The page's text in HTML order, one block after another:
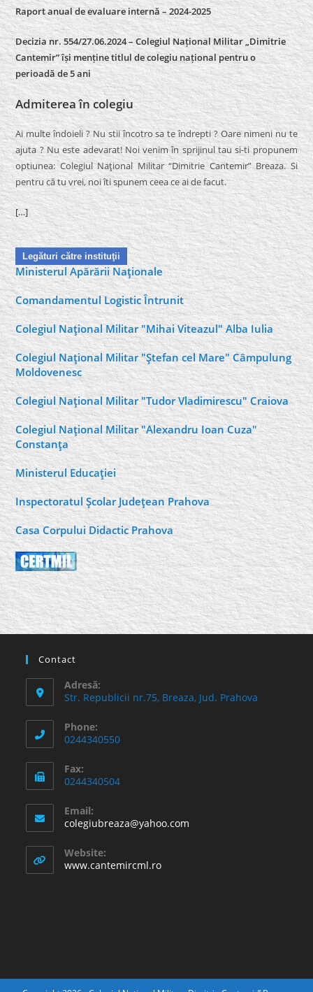
Raport anual de evaluare internă –2024-2025
Decizia nr. 554/27.06.2024 – Colegiul Național Militar „Dimitrie
Cantemir” își menține titlul de colegiu național pentru o
perioadă de 5 ani
Admiterea în colegiu
Ai multe îndoieli ? Nu stii încotro sa te îndrepti ? Oare nimeni nu te
ajuta ? Nu este adevarat! Noi venim în sprijinul tau si-ti propunem
optiunea: Colegiul Naţional Militar “Dimitrie Cantemir” Breaza. Si
pentru că tu vrei, noi îti spunem ceea ce ai de facut.
[…]
Legături către instituţii
Ministerul Apărării Naţionale
Comandamentul Logistic Întrunit
Colegiul Naţional Militar "Mihai Viteazul" Alba Iulia
Colegiul Naţional Militar "Ştefan cel Mare" Câmpulung
Moldovenesc
Colegiul Naţional Militar "Tudor Vladimirescu" Craiova
Colegiul Naţional Militar "Alexandru Ioan Cuza"
Constanţa
Ministerul Educaţiei
Inspectoratul Şcolar Judeţean Prahova
Casa Corpului Didactic Prahova
Contact
Adresă:
Str. Republicii nr.75, Breaza, Jud. Prahova
Phone:
0244340550
Fax:
0244340504
Email:
colegiubreaza@yahoo.com
Website:
www.cantemircml.ro